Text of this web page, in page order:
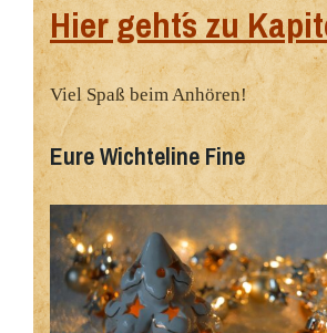
Hier geht´s zu
Viel Spaß beim Anhören!
Eure Wichteline Fine